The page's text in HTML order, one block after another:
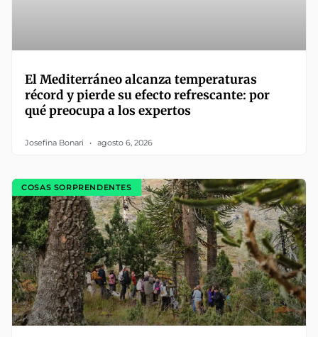
El Mediterráneo alcanza temperaturas
récord y pierde su efecto refrescante: por
qué preocupa a los expertos
Josefina Bonari agosto 6, 2026
COSAS SORPRENDENTES